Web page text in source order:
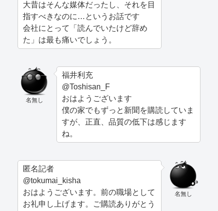
大昔はそんな媒体だったし、それを目
指すべきなのに…というお話です
会社にとって「読んでいたけど辞め
た」は最も痛いでしょう。
名無し
福井利充
@Toshisan_F
おはようございます
僕の家でもずっと新聞を購読していま
すが、正直、品質の低下は感じます
ね。
名無し
匿名記者
@tokumai_kisha
おはようございます。前の職場として
お礼申し上げます。ご購読ありがとう